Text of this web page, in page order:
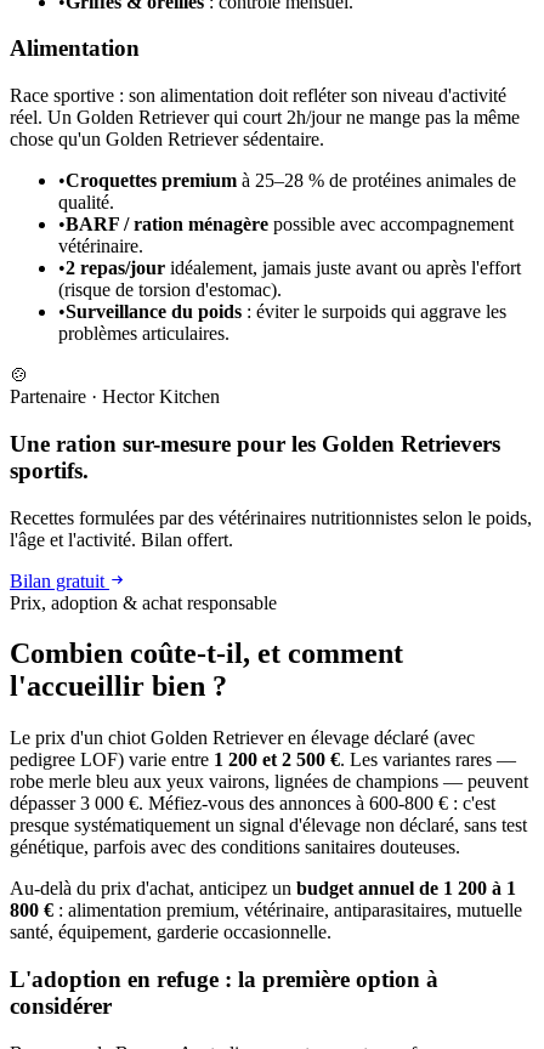
Alimentation
Race sportive : son alimentation doit refléter son niveau d'activité
réel. Un Golden Retriever qui court 2h/jour ne mange pas la même
chose qu'un Golden Retriever sédentaire.
•Croquettes premium à 25–28 % de protéines animales de
qualité.
•BARF / ration ménagère possible avec accompagnement
vétérinaire.
•2 repas/jour idéalement, jamais juste avant ou après l'effort
(risque de torsion d'estomac).
•Surveillance du poids : éviter le surpoids qui aggrave les
problèmes articulaires.
🍲
Partenaire · Hector Kitchen
Une ration sur-mesure pour les Golden Retrievers
sportifs.
Recettes formulées par des vétérinaires nutritionnistes selon le poids,
l'âge et l'activité. Bilan offert.
Bilan gratuit
Prix, adoption & achat responsable
Combien coûte-t-il, et comment
l'accueillir bien ?
Le prix d'un chiot Golden Retriever en élevage déclaré (avec
pedigree LOF) varie entre 1 200 et 2 500 €. Les variantes rares —
robe merle bleu aux yeux vairons, lignées de champions — peuvent
dépasser 3 000 €. Méfiez-vous des annonces à 600-800 € : c'est
presque systématiquement un signal d'élevage non déclaré, sans test
génétique, parfois avec des conditions sanitaires douteuses.
Au-delà du prix d'achat, anticipez un budget annuel de 1 200 à 1
800 € : alimentation premium, vétérinaire, antiparasitaires, mutuelle
santé, équipement, garderie occasionnelle.
L'adoption en refuge : la première option à
considérer